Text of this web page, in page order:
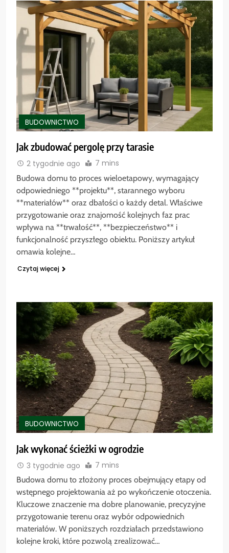
BUDOWNICTWO
Jak zbudować pergolę przy tarasie
2 tygodnie ago 7 mins
Budowa domu to proces wieloetapowy, wymagający
odpowiedniego **projektu**, starannego wyboru
**materiałów** oraz dbałości o każdy detal. Właściwe
przygotowanie oraz znajomość kolejnych faz prac
wpływa na **trwałość**, **bezpieczeństwo** i
funkcjonalność przyszłego obiektu. Poniższy artykuł
omawia kolejne…
Czytaj więcej
BUDOWNICTWO
Jak wykonać ścieżki w ogrodzie
3 tygodnie ago 7 mins
Budowa domu to złożony proces obejmujący etapy od
wstępnego projektowania aż po wykończenie otoczenia.
Kluczowe znaczenie ma dobre planowanie, precyzyjne
przygotowanie terenu oraz wybór odpowiednich
materiałów. W poniższych rozdziałach przedstawiono
kolejne kroki, które pozwolą zrealizować…